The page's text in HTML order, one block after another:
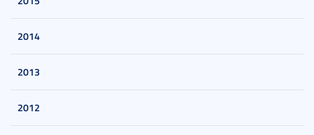
2014
2013
2012